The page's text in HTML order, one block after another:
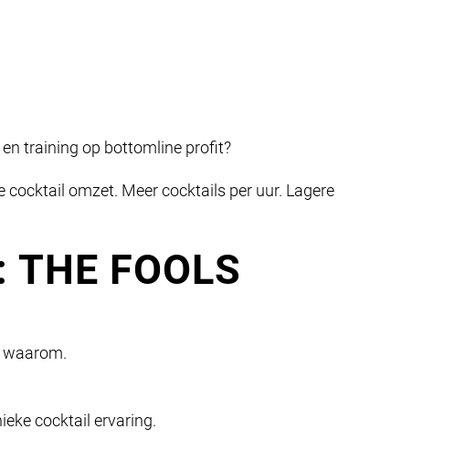
training op bottomline profit?
omzet. Meer cocktails per uur. Lagere
FOOLS
waarom.
cocktail ervaring.